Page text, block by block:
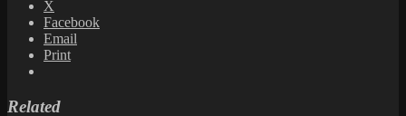
X
Facebook
Email
Print
Related